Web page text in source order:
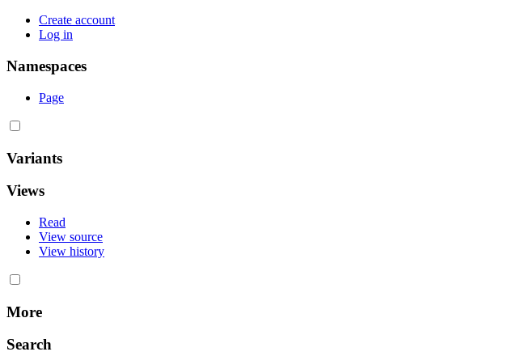
Create account
Log in
Namespaces
Page
Variants
Views
Read
View source
View history
More
Search